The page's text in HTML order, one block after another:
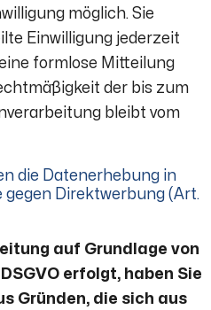
möglich. Sie
Einwilligung jederzeit
formlose Mitteilung
der bis zum
bleibt vom
die Datenerhebung in
gegen Direktwerbung (Art.
auf Grundlage von
erfolgt, haben Sie
Gründen, die sich aus